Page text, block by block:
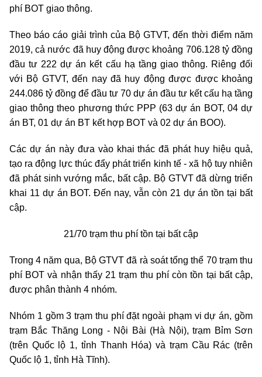
phí BOT giao thông.
Theo báo cáo giải trình của Bộ GTVT, đến thời điểm năm
2019, cả nước đã huy động được khoảng 706.128 tỷ đồng
đầu tư 222 dự án kết cấu hạ tầng giao thông. Riêng đối
với Bộ GTVT, đến nay đã huy động được được khoảng
244.086 tỷ đồng để đầu tư 70 dự án đầu tư kết cấu hạ tầng
giao thông theo phương thức PPP (63 dự án BOT, 04 dự
án BT, 01 dự án BT kết hợp BOT và 02 dự án BOO).
Các dự án này đưa vào khai thác đã phát huy hiệu quả,
tạo ra động lực thúc đẩy phát triển kinh tế - xã hộ tuy nhiên
đã phát sinh vướng mắc, bất cập. Bộ GTVT đã dừng triển
khai 11 dự án BOT. Đến nay, vẫn còn 21 dự án tồn tại bất
cập.
21/70 trạm thu phí tồn tại bất cập
Trong 4 năm qua, Bộ GTVT đã rà soát tổng thể 70 trạm thu
phí BOT và nhận thấy 21 trạm thu phí còn tồn tại bất cập,
được phân thành 4 nhóm.
Nhóm 1 gồm 3 trạm thu phí đặt ngoài phạm vi dự án, gồm
trạm Bắc Thăng Long - Nội Bài (Hà Nội), trạm Bỉm Sơn
(trên Quốc lộ 1, tỉnh Thanh Hóa) và trạm Cầu Rác (trên
Quốc lộ 1, tỉnh Hà Tĩnh).